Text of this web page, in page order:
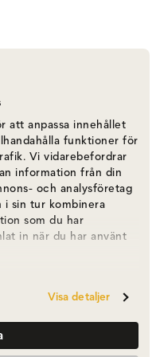
att anpassa innehållet
funktioner för
Vi vidarebefordrar
information från din
och analysföretag
i sin tur kombinera
som du har
in när du har använt
Visa detaljer
fr. 30 350 kr
fr. 31 660 kr